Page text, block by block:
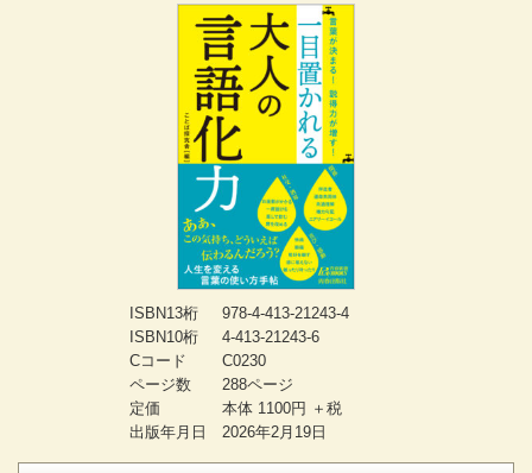
ISBN13桁
978-4-413-21243-4
ISBN10桁
4-413-21243-6
Cコード
C0230
ページ数
288ページ
定価
本体 1100円 ＋税
出版年月日
2026年2月19日